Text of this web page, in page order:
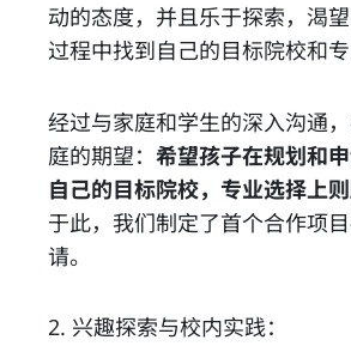
动的态度，并且乐于探索，渴
过程中找到自己的目标院校和专
经过与家庭和学生的深入沟通
庭的期望： 希望孩子在规划和
自己的目标院校，专业选择上则
于此，我们制定了首个合作项
请。
2. 兴趣探索与校内实践：